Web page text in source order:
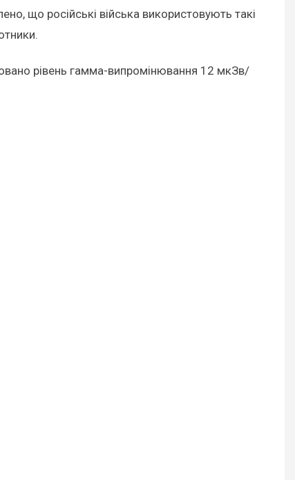
що російські війська використовують такі
рівень гамма-випромінювання 12 мкЗв/